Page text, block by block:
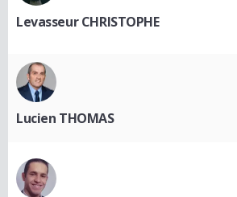
Levasseur CHRISTOPHE
Lucien THOMAS